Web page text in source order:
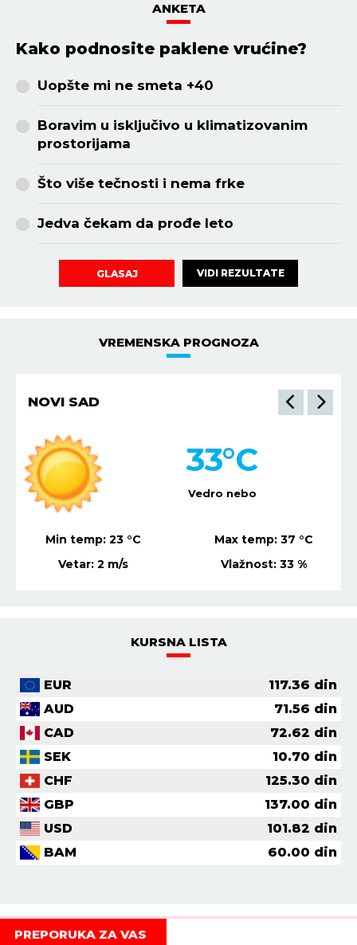
ANKETA
Kako podnosite paklene vrućine?
Uopšte mi ne smeta +40
Boravim u isključivo u klimatizovanim
prostorijama
Što više tečnosti i nema frke
Jedva čekam da prođe leto
GLASAJ VIDI REZULTATE
VREMENSKA PROGNOZA
NIŠ
Mestimično oblačno
30°C
Min temp:22 °C Max temp: 36 °C
Vetar:1 m/s Vlažnost: 37 %
KURSNA LISTA
EUR 117.36 din
AUD
71.56 din
CAD
72.62 din
SEK
10.70 din
CHF
125.30 din
GBP
137.00 din
USD
101.82 din
BAM
60.00 din
PREPORUKA ZA VAS